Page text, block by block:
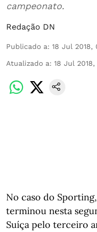
campeonato.
Redação DN
Publicado a: 18 Jul 2018,
Atualizado a: 18 Jul
No caso do
terminou nesta
Suíça pelo terceiro